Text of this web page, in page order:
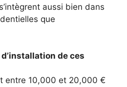
aussi bien dans
que
de ces
entre 10,000 et 20,000 €